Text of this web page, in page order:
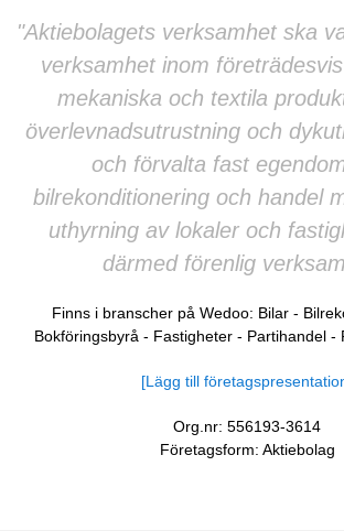
"Aktiebolagets verksamhet ska
verksamhet inom
mekaniska och textila
överlevnadsutrustning och
och förvalta fast
bilrekonditionering och handel
uthyrning av lokaler och
därmed förenlig
Finns i branscher på Wedoo: Bilar -
Bokföringsbyrå - Fastigheter - Partihandel -
[Lägg till
Org.nr: 556193-3614
Företagsform: Aktiebolag